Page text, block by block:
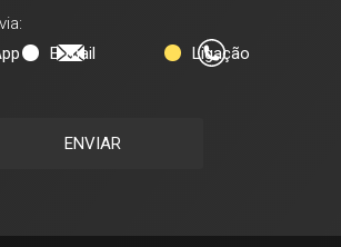
E-mail Ligação
ENVIAR